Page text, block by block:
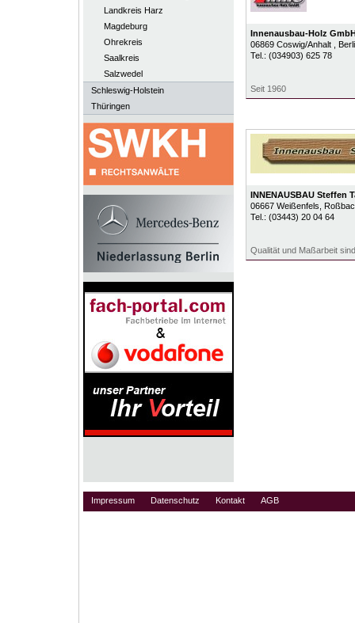
Landkreis Harz
Magdeburg
Ohrekreis
Saalkreis
Salzwedel
Schleswig-Holstein
Thüringen
Innenausbau-Holz
06869 Coswig/Anhalt
,
Tel.: (034903) 625 78
Seit 1960
INNENAUSBAU Steffen
06667 Weißenfels ,
Tel.: (03443) 20 04 64
Qualität und Maßarbeit
Impressum Datenschutz Kontakt AGB